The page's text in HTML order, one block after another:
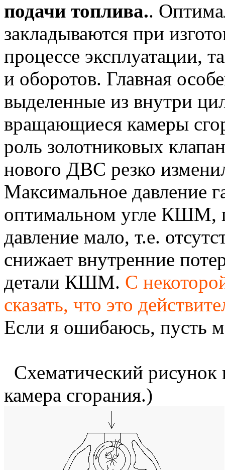
подачи топлива..
закладываются при
процессе эксплуатации,
и оборотов. Главная
выделенные из внутри
вращающиеся камеры
роль золотниковых
нового ДВС резко
Максимальное давление
оптимальном угле КШМ,
давление мало, т.е.
снижает внутренние
детали КШМ. С
сказать, что это
Если я ошибаюсь, пусть
Схематический
камера сгорания.)